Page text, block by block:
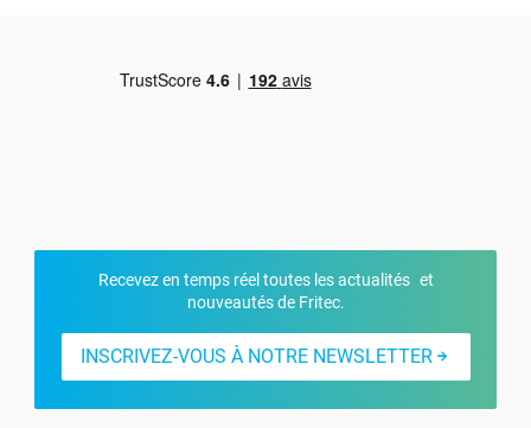
Recevez en temps réel toutes les actualités et
nouveautés de Fritec.
INSCRIVEZ-VOUS À NOTRE NEWSLETTER